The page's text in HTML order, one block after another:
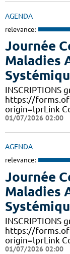
AGENDA
relevance:
Journée
Maladies
INSCRIPTIONS
https://
origin=lprLink
01/07/2026 02:00
AGENDA
relevance:
Journée
Maladies
INSCRIPTIONS
https://
origin=lprLink
01/07/2026 02:00